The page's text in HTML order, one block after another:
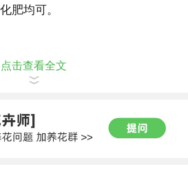
肥均可。
忠诚，勇猛又不失儒雅。
点击查看全文